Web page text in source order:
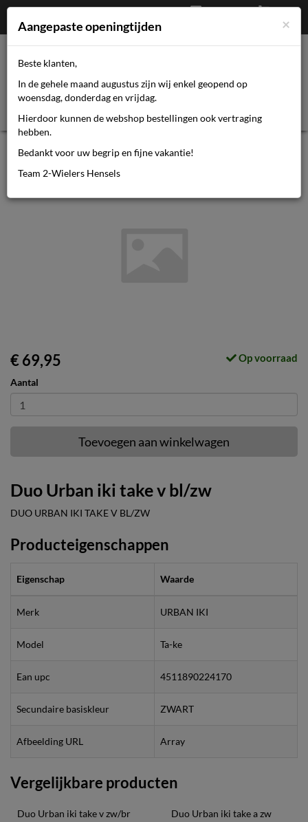
€0,00
Afrekenen
Mijn account
Duo Urban iki take v bl/zw
€ 69,95 Op voorraad
Aantal
Toevoegen aan winkelwagen
Duo Urban iki take v bl/zw
DUO URBAN IKI TAKE V BL/ZW
Producteigenschappen
Eigenschap Waarde
Merk URBAN IKI
Model Ta-ke
Ean upc 4511890224170
Secundaire basiskleur ZWART
Afbeelding URL Array
Vergelijkbare producten
Duo Urban iki take v zw/br Duo Urban iki take a zw
×
Aangepaste openingtijden
Beste klanten,
In de gehele maand augustus zijn wij enkel geopend op
woensdag, donderdag en vrijdag.
Hierdoor kunnen de webshop bestellingen ook vertraging
hebben.
Bedankt voor uw begrip en fijne vakantie!
Team 2-Wielers Hensels